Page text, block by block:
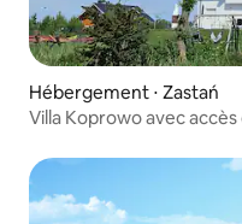
Hébergement ⋅ Zastań
Villa Koprowo avec